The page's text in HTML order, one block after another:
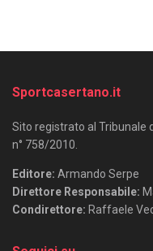
Sportcasertano.it
Sito registrato al Tribunale
n° 758/2010.
Editore: Armando Serpe
Direttore Responsabile:
Condirettore: Raffaele